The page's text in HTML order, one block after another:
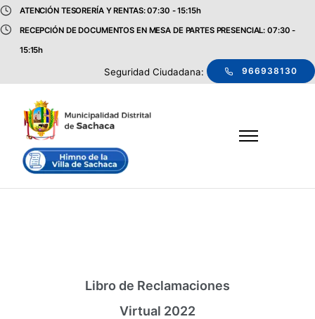
ATENCIÓN TESORERÍA Y RENTAS: 07:30 - 15:15h
RECEPCIÓN DE DOCUMENTOS EN MESA DE PARTES PRESENCIAL: 07:30 -
15:15h
Seguridad Ciudadana: 966938130
Libro de Reclamaciones
Virtual 2022